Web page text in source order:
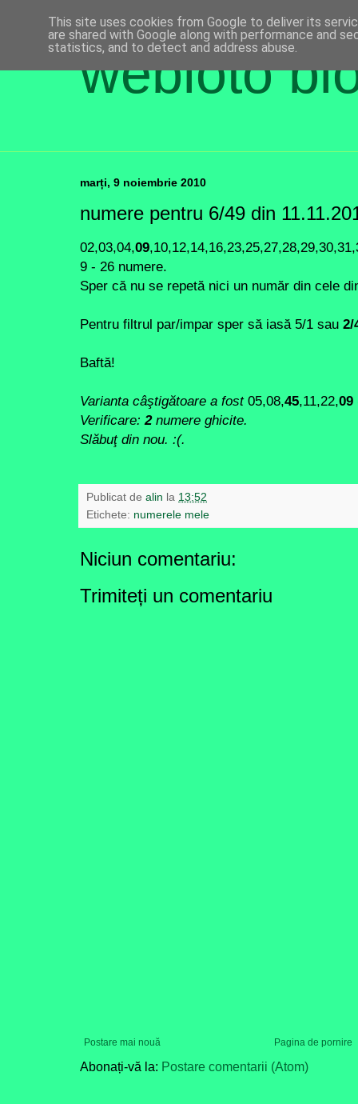
webloto
marți, 9 noiembrie 2010
numere pentru 6/49 din
02,03,04,09
9 - 26 numere.
Sper că nu se repetă nici un număr din cele
Pentru filtrul par/impar sper să iasă 5/1 sau 2/
Baftă!
Varianta câştigătoare a fost 05,08,45,11,22,09
Verificare: 2numere ghicite.
Slăbuţ din nou. :(.
Publicat de alin la 13:52
Etichete: numerele mele
Niciun comentariu:
Trimiteți un comentariu
Postare mai nouă Pagina de pornire
Abonați-vă la: Postare comentarii (Atom)
This site uses cookies from Google to deliver its
are shared with Google along with performance and
statistics, and to detect and address abuse.